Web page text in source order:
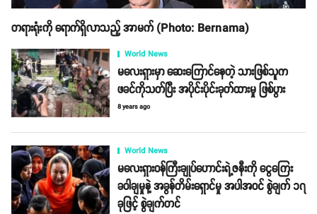
တရားရုံးကို ရောက်ရှိလာသည့် အာမက် (Photo: Bernama)
World News
မလေးရှားမှာ ဆေးကြောင်နေတဲ့ သားဖြစ်သူက
ဖခင်ကိုသတ်ပြီး အပိုင်းပိုင်းခုတ်ထားမှု ဖြစ်ပွား
8 years ago
World News
မလေးရှားဝန်ကြီးချုပ်ဟောင်းရဲ့ဇနီးကို ငွေကြေး
ခဝါချမှုနဲ့ အခွန်တိမ်းရှောင်မှု အပါအဝင် စွဲချက် ၁၇
ခုဖြင့် စွဲချက်တင်